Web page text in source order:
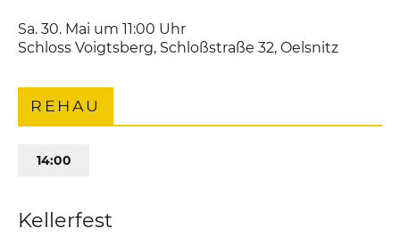
Sa. 30. Mai um 11:00 Uhr
Schloss Voigtsberg, Schloßstraße 32 Oelsnitz
REHAU
14:00
Kellerfest